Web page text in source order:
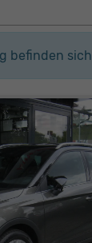
befinden sich